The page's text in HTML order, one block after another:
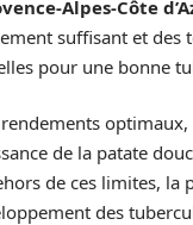
Alpes-Côte
suffisant et des
pour une bonne
de la patate
de ces limites,
des